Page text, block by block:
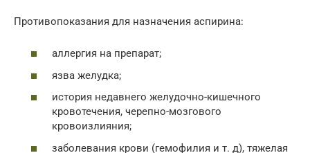
Противопоказания для назначения аспирина:
аллергия на препарат;
язва желудка;
история недавнего желудочно-кишечного
кровотечения, черепно-мозгового
кровоизлияния;
заболевания крови (гемофилия и т. д), тяжелая